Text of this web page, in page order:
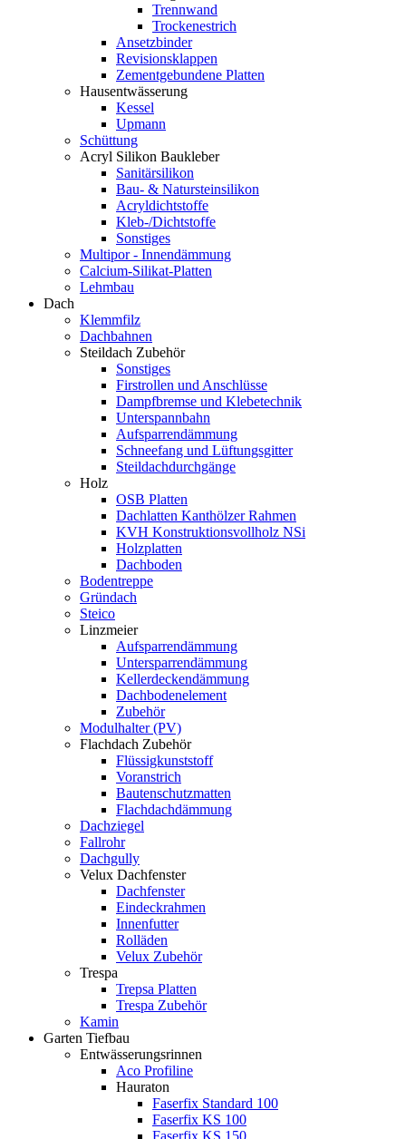
Trennwand
Trockenestrich
Ansetzbinder
Revisionsklappen
Zementgebundene Platten
Hausentwässerung
Kessel
Upmann
Schüttung
Acryl Silikon Baukleber
Sanitärsilikon
Bau- & Natursteinsilikon
Acryldichtstoffe
Kleb-/Dichtstoffe
Sonstiges
Multipor - Innendämmung
Calcium-Silikat-Platten
Lehmbau
Dach
Klemmfilz
Dachbahnen
Steildach Zubehör
Sonstiges
Firstrollen und Anschlüsse
Dampfbremse und Klebetechnik
Unterspannbahn
Aufsparrendämmung
Schneefang und Lüftungsgitter
Steildachdurchgänge
Holz
OSB Platten
Dachlatten Kanthölzer Rahmen
KVH Konstruktionsvollholz NSi
Holzplatten
Dachboden
Bodentreppe
Gründach
Steico
Linzmeier
Aufsparrendämmung
Untersparrendämmung
Kellerdeckendämmung
Dachbodenelement
Zubehör
Modulhalter (PV)
Flachdach Zubehör
Flüssigkunststoff
Voranstrich
Bautenschutzmatten
Flachdachdämmung
Dachziegel
Fallrohr
Dachgully
Velux Dachfenster
Dachfenster
Eindeckrahmen
Innenfutter
Rolläden
Velux Zubehör
Trespa
Trepsa Platten
Trespa Zubehör
Kamin
Garten Tiefbau
Entwässerungsrinnen
Aco Profiline
Hauraton
Faserfix Standard 100
Faserfix KS 100
Faserfix KS 150